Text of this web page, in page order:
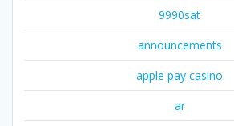
9990sat
announcements
apple pay casino
ar